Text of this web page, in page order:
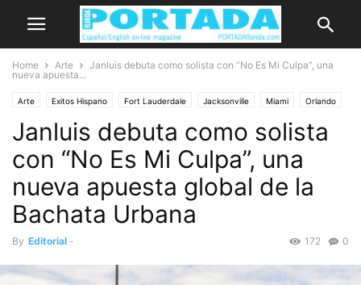
Home Arte
Janluis debuta como solista con “No Es Mi Culpa”, una
nueva apuesta...
Arte Exitos Hispano Fort Lauderdale Jacksonville Miami Orlando
West Palm Beach
Janluis debuta como solista
con “No Es Mi Culpa”, una
nueva apuesta global de la
Bachata Urbana
By Editorial - 0
172